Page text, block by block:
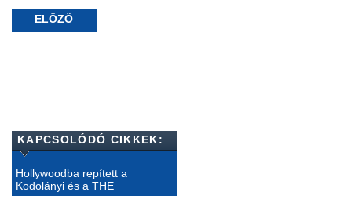
ELŐZŐ
KAPCSOLÓDÓ CIKKEK:
Hollywoodba repített a
Kodolányi és a THE